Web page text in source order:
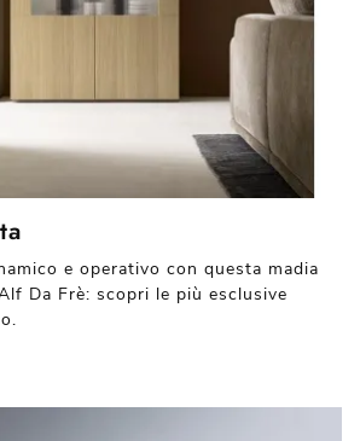
e operativo con questa madia
Da Frè: scopri le più esclusive